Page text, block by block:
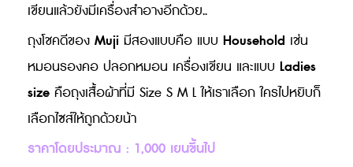
เขียนแล้วยังมีเครื่องสำอางอีกด้วย..
ถุงโชคดีของ Muji มีสองแบบคือ แบบ Household เช่น
หมอนรองคอ ปลอกหมอน เครื่องเขียน และแบบ Ladies
size คือถุงเสื้อผ้าที่มี Size S M L ให้เราเลือก ใครไปหยิบก็
เลือกไซส์ให้ถูกด้วยน้า
ราคาโดยประมาณ : 1,000 เยนขึ้นไป